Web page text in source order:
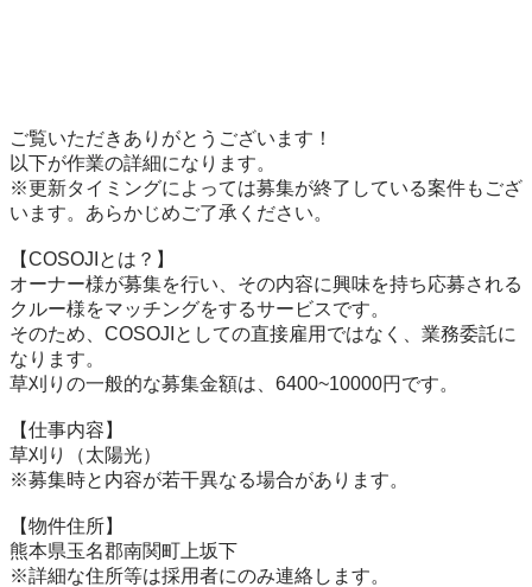
ご覧いただきありがとうございます！
以下が作業の詳細になります。
※更新タイミングによっては募集が終了している案件もござ
います。あらかじめご了承ください。
【COSOJIとは？】
オーナー様が募集を行い、その内容に興味を持ち応募される
クルー様をマッチングをするサービスです。
そのため、COSOJIとしての直接雇用ではなく、業務委託に
なります。
草刈りの一般的な募集金額は、6400~10000円です。
【仕事内容】
草刈り（太陽光）
※募集時と内容が若干異なる場合があります。
【物件住所】
熊本県玉名郡南関町上坂下
※詳細な住所等は採用者にのみ連絡します。